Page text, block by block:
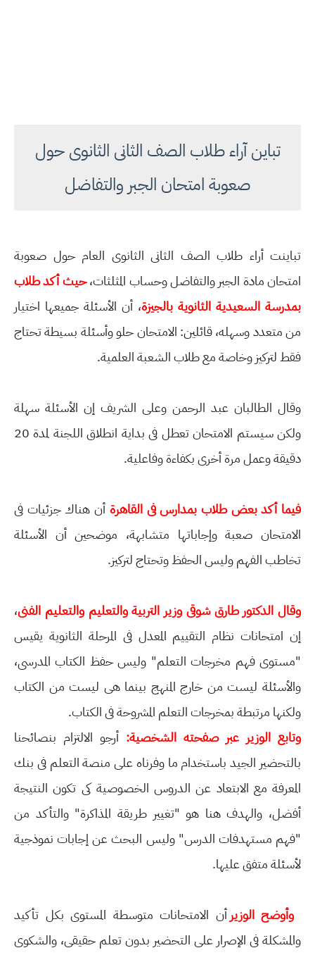
تباين آراء طلاب الصف الثانى الثانوى حول
صعوبة امتحان الجبر والتفاضل
تباينت أراء طلاب الصف الثانى الثانوى العام حول صعوبة
امتحان مادة الجبر والتفاضل وحساب المثلثات،حيث أكد طلاب
بمدرسة السعيدية الثانوية بالجيزة، أن الأسئلة جميعها اختيار
من متعدد وسهله، قائلين: الامتحان حلو وأسئلة بسيطة تحتاج
فقط لتركيز وخاصة مع طلاب الشعبة العلمية.
وقال الطالبان عبد الرحمن وعلى الشريف إن الأسئلة سهلة
ولكن سيستم الامتحان تعطل فى بداية انطلاق اللجنة لمدة 20
دقيقة وعمل مرة أخرى بكفاءة وفاعلية.
فيما أكد بعض طلاب بمدارس فى القاهرة أن هناك جزئيات فى
الامتحان صعبة وإجاباتها متشابهة، موضحين أن الأسئلة
تخاطب الفهم وليس الحفظ وتحتاج لتركيز.
وقال الدكتور طارق شوقى وزير التربية والتعليم والتعليم الفنى،
إن امتحانات نظام التقييم المعدل فى المرحلة الثانوية يقيس
"مستوى فهم مخرجات التعلم" وليس حفظ الكتاب المدرسى،
والأسئلة ليست من خارج المنهج بينما هى ليست من الكتاب
ولكنها مرتبطة بمخرجات التعلم المشروحة فى الكتاب.
وتابع الوزير عبر صفحته الشخصية: أرجو الالتزام بنصائحنا
بالتحضير الجيد باستخدام ما وفرناه على منصة التعلم فى بنك
المعرفة مع الابتعاد عن الدروس الخصوصية كى تكون النتيجة
أفضل، والهدف هنا هو "تغيير طريقة المذاكرة" والتأكد من
"فهم مستهدفات الدرس" وليس البحث عن إجابات نموذجية
لأسئلة متفق عليها.
وأوضح الوزير أن الامتحانات متوسطة المستوى بكل تأكيد
والمشكلة فى الإصرار على التحضير بدون تعلم حقيقى، والشكوى